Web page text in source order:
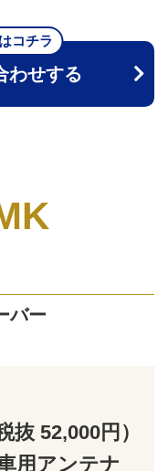
コチラ
わせする
バー
抜 52,000円）
用アンテナ